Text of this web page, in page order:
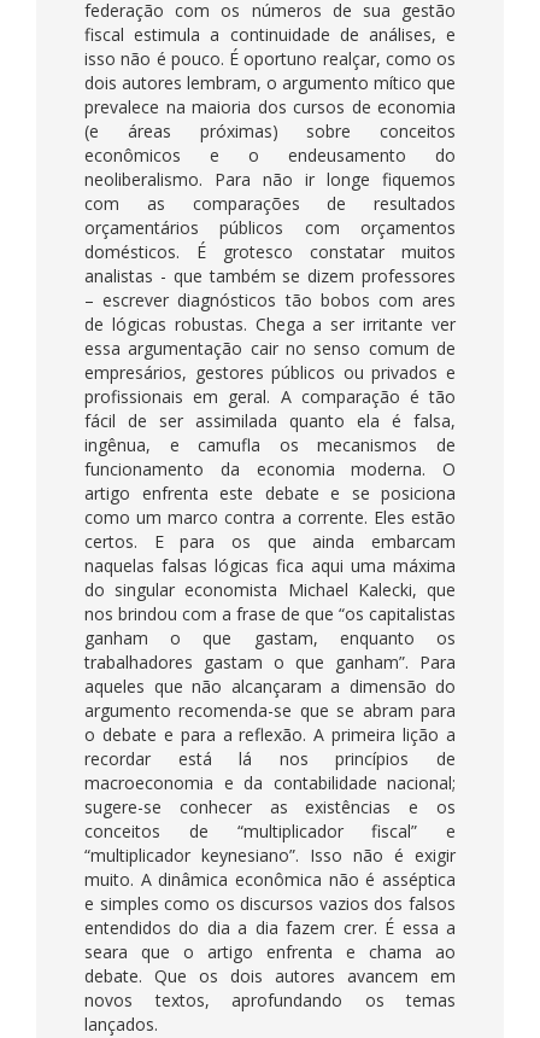
federação com os números de sua gestão
fiscal estimula a continuidade de análises, e
isso não é pouco. É oportuno realçar, como os
dois autores lembram, o argumento mítico que
prevalece na maioria dos cursos de economia
(e áreas próximas) sobre conceitos
econômicos e o endeusamento do
neoliberalismo. Para não ir longe fiquemos
com as comparações de resultados
orçamentários públicos com orçamentos
domésticos. É grotesco constatar muitos
analistas - que também se dizem professores
– escrever diagnósticos tão bobos com ares
de lógicas robustas. Chega a ser irritante ver
essa argumentação cair no senso comum de
empresários, gestores públicos ou privados e
profissionais em geral. A comparação é tão
fácil de ser assimilada quanto ela é falsa,
ingênua, e camufla os mecanismos de
funcionamento da economia moderna. O
artigo enfrenta este debate e se posiciona
como um marco contra a corrente. Eles estão
certos. E para os que ainda embarcam
naquelas falsas lógicas fica aqui uma máxima
do singular economista Michael Kalecki, que
nos brindou com a frase de que “os capitalistas
ganham o que gastam, enquanto os
trabalhadores gastam o que ganham”. Para
aqueles que não alcançaram a dimensão do
argumento recomenda-se que se abram para
o debate e para a reflexão. A primeira lição a
recordar está lá nos princípios de
macroeconomia e da contabilidade nacional;
sugere-se conhecer as existências e os
conceitos de “multiplicador fiscal” e
“multiplicador keynesiano”. Isso não é exigir
muito. A dinâmica econômica não é asséptica
e simples como os discursos vazios dos falsos
entendidos do dia a dia fazem crer. É essa a
seara que o artigo enfrenta e chama ao
debate. Que os dois autores avancem em
novos textos, aprofundando os temas
lançados.